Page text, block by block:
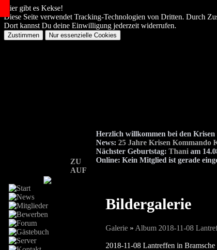
Hier gibt es Kekse!
Diese Seite verwendet Tracking-Technologien von Dritten. Durch
Dort kannst Du deine Einwilligung jederzeit widerrufen.
ZU
AUF
Herzlich willkommen bei den
News: 25 Jahre Krisen Kommando
Nächster Geburtstag: Thani am
Online: Kein Mitglied ist gerade
Bildergalerie
Galerie » Album 2018-11-08
2018-11-08 Lantreffen in Bramsche